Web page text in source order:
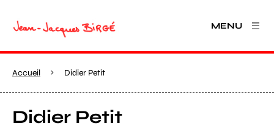
MENU
Accueil Didier Petit
Didier Petit